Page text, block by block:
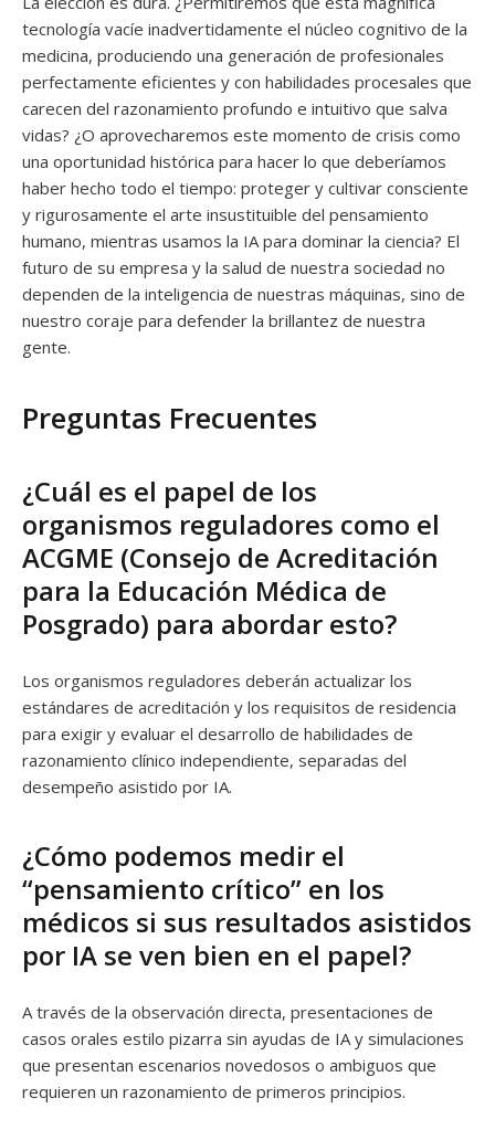
tecnología vacíe inadvertidamente el núcleo cognitivo de la
medicina, produciendo una generación de profesionales
perfectamente eficientes y con habilidades procesales que
carecen del razonamiento profundo e intuitivo que salva
vidas? ¿O aprovecharemos este momento de crisis como
una oportunidad histórica para hacer lo que deberíamos
haber hecho todo el tiempo: proteger y cultivar consciente
y rigurosamente el arte insustituible del pensamiento
humano, mientras usamos la IA para dominar la ciencia? El
futuro de su empresa y la salud de nuestra sociedad no
dependen de la inteligencia de nuestras máquinas, sino de
nuestro coraje para defender la brillantez de nuestra
gente.
Preguntas Frecuentes
¿Cuál es el papel de los
organismos reguladores como el
ACGME (Consejo de Acreditación
para la Educación Médica de
Posgrado) para abordar esto?
Los organismos reguladores deberán actualizar los
estándares de acreditación y los requisitos de residencia
para exigir y evaluar el desarrollo de habilidades de
razonamiento clínico independiente, separadas del
desempeño asistido por IA.
¿Cómo podemos medir el
“pensamiento crítico” en los
médicos si sus resultados asistidos
por IA se ven bien en el papel?
A través de la observación directa, presentaciones de
casos orales estilo pizarra sin ayudas de IA y simulaciones
que presentan escenarios novedosos o ambiguos que
requieren un razonamiento de primeros principios.